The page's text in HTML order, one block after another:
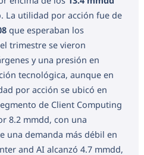
La utilidad por acción fue de
que esperaban los
trimestre se vieron
y una presión en
tecnológica, aunque en
por acción se ubicó en
de Client Computing
8.2 mmdd, con una
una demanda más débil en
and AI alcanzó 4.7 mmdd,